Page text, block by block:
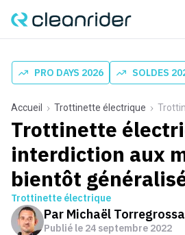
PRO DAYS 2026 SOLDES
Accueil Trottinette électrique Trottinette
Trottinette
interdiction aux
bientôt
Trottinette électrique
Par Michaël Torregrossa
Publié le 24 septembre 2022